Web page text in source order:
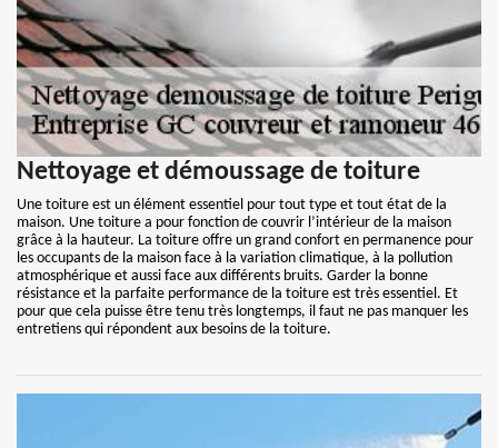
Nettoyage et démoussage de toiture
Une toiture est un élément essentiel pour tout type et tout état de la
maison. Une toiture a pour fonction de couvrir l’intérieur de la maison
grâce à la hauteur. La toiture offre un grand confort en permanence pour
les occupants de la maison face à la variation climatique, à la pollution
atmosphérique et aussi face aux différents bruits. Garder la bonne
résistance et la parfaite performance de la toiture est très essentiel. Et
pour que cela puisse être tenu très longtemps, il faut ne pas manquer les
entretiens qui répondent aux besoins de la toiture.